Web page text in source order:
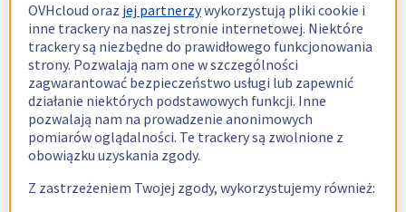
OVHcloud oraz jej partnerzywykorzystują pliki cookie i
inne trackery na naszej stronie internetowej. Niektóre
trackery są niezbędne do prawidłowego funkcjonowania
strony. Pozwalają nam one w szczególności
zagwarantować bezpieczeństwo usługi lub zapewnić
działanie niektórych podstawowych funkcji. Inne
pozwalają nam na prowadzenie anonimowych
pomiarów oglądalności. Te trackery są zwolnione z
obowiązku uzyskania zgody.
Z zastrzeżeniem Twojej zgody, wykorzystujemy również: